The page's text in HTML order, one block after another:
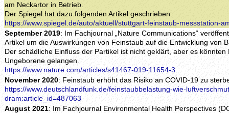
am Neckartor in Betrieb.
Der Spiegel hat dazu folgenden Artikel geschrieben:
https://www.spiegel.de/auto/aktuell/stuttgart-feinstaub-messstation-
September 2019: Im Fachjournal „Nature Communications“
Artikel um die Auswirkungen von Feinstaub auf die Entwicklung von
Der schädliche Einfluss der Partikel ist nicht geklärt, aber es
Ungeborene gelangen.
https://www.nature.com/articles/s41467-019-11654-3
November 2020: Feinstaub erhöht das Risiko an COVID-19 zu
https://www.deutschlandfunk.de/feinstaubbelastung-wie-
dram:article_id=487063
August 2021: Im Fachjournal Environmental Health Perspectives